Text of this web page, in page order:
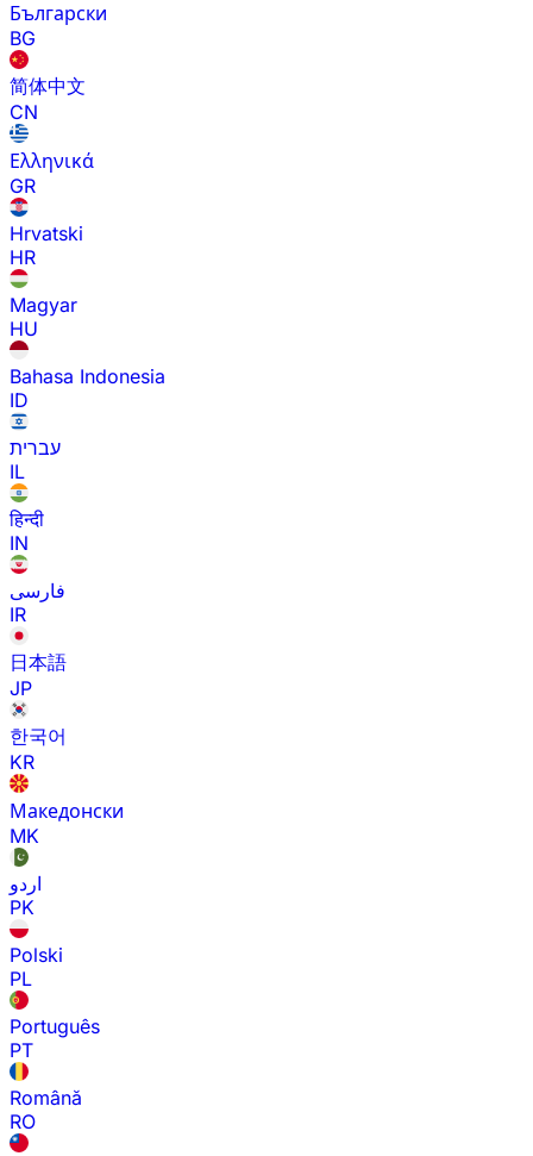
Български
BG
简体中文
CN
Ελληνικά
GR
Hrvatski
HR
Magyar
HU
Bahasa Indonesia
ID
עברית
IL
हिन्दी
IN
فارسی
IR
日本語
JP
한국어
KR
Македонски
MK
اردو
PK
Polski
PL
Português
PT
Română
RO